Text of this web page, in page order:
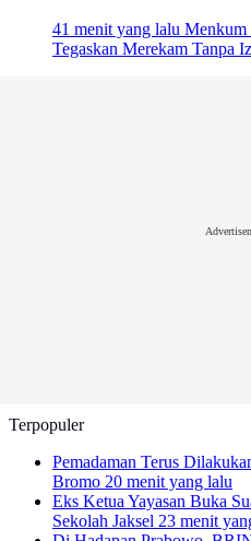
41 menit yang lalu Menkum
Tegaskan Merekam Tanpa
Terpopuler
Pemadaman Terus
Bromo 20 menit yang lalu
Eks Ketua Yayasan Buka
Sekolah Jaksel 23 menit